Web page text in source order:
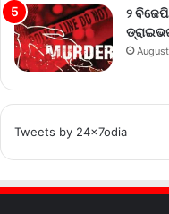
୨
Tweets by 24x7odia